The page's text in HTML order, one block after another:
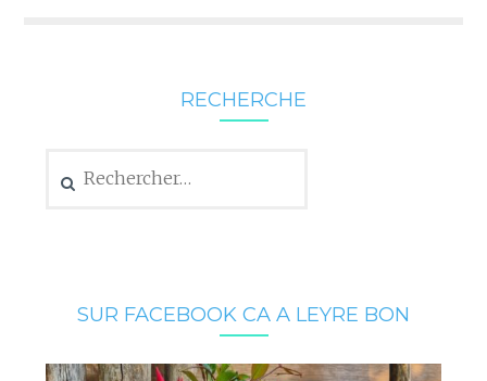
RECHERCHE
SUR FACEBOOK CA A LEYRE BON